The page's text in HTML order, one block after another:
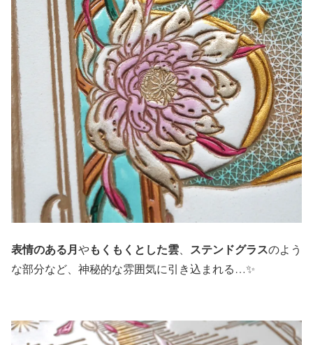
表情のある月やもくもくとした雲 ステンドグラスのよう
な部分など、神秘的な雰囲気に引き込まれる…✨